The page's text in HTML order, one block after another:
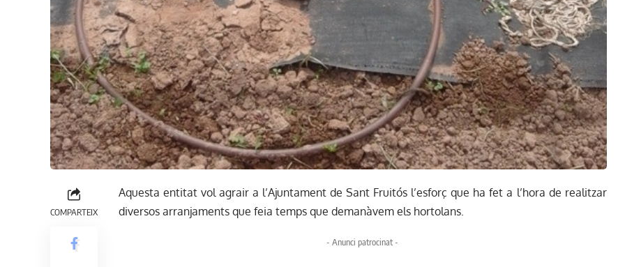
COMPARTEIX
Aquesta entitat vol agrair a l’Ajuntament de Sant Fruitós l’esforç que ha fet a l’hora de realitzar
diversos arranjaments que feia temps que demanàvem els hortolans.
- Anunci patrocinat -